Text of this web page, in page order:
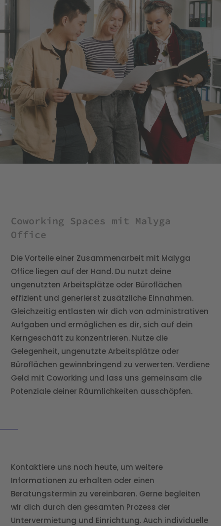
Coworking Spaces mit Malyga
Office
Die Vorteile einer Zusammenarbeit mit Malyga
Office liegen auf der Hand. Du nutzt deine
ungenutzten Arbeitsplätze oder Büroflächen
effizient und generierst zusätzliche Einnahmen.
Gleichzeitig entlasten wir dich von administrativen
Aufgaben und ermöglichen es dir, sich auf dein
Kerngeschäft zu konzentrieren. Nutze die
Gelegenheit, ungenutzte Arbeitsplätze oder
Büroflächen gewinnbringend zu verwerten. Verdiene
Geld mit Coworking und lass uns gemeinsam die
Potenziale deiner Räumlichkeiten ausschöpfen.
Kontaktiere uns noch heute, um weitere
Informationen zu erhalten oder einen
Beratungstermin zu vereinbaren. Gerne begleiten
wir dich durch den gesamten Prozess der
Untervermietung und Einrichtung. Auch individuelle